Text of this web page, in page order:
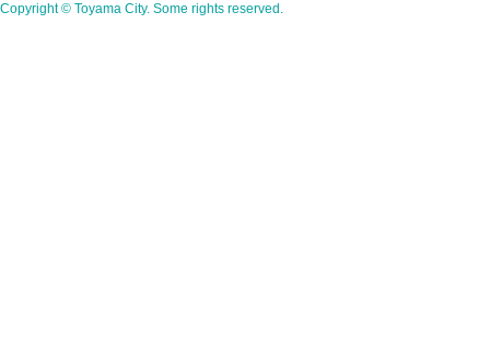
Copyright © Toyama City. Some rights reserved.